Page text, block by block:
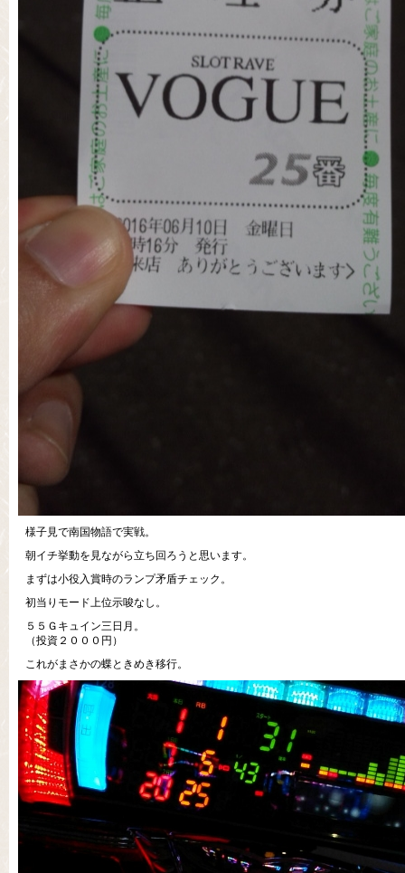
様子見で南国物語で実戦。
朝イチ挙動を見ながら立ち回ろうと思います。
まずは小役入賞時のランプ矛盾チェック。
初当りモード上位示唆なし。
５５Ｇキュイン三日月。
（投資２０００円）
これがまさかの蝶ときめき移行。